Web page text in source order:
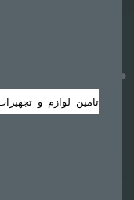
تامین لوازم و